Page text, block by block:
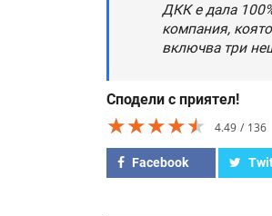
ДКК е дала
компания,
включва три
Сподели с приятел!
★★★★★
★★★★★
★★★★★ 4.49 136
Facebook